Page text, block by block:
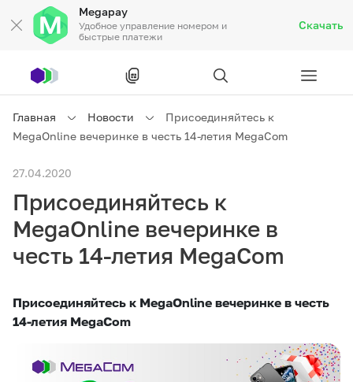
Megapay
Удобное управление номером и
быстрые платежи
Скачать
Частным клиентам
Бизнесу
Связь
Главная Новости
Присоединяйтесь к
MegaOnline вечеринке в честь 14-летия MegaCom
27.04.2020
Присоединяйтесь к
MegaOnline вечеринке в
честь 14-летия MegaCom
Присоединяйтесь к MegaOnline вечеринке в честь
14-летия MegaCom